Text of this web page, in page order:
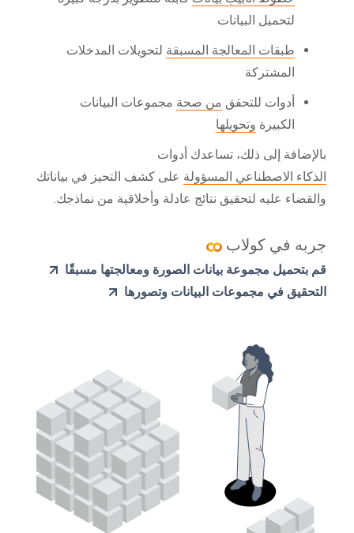
لتحميل البيانات
طبقات المعالجة المسبقة لتحويلات المدخلات
المشتركة
أدوات للتحقق من صحة مجموعات البيانات
الكبيرة وتحويلها
بالإضافة إلى ذلك، تساعدك أدوات
الذكاء الاصطناعي المسؤولة على كشف التحيز في بياناتك
والقضاء عليه لتحقيق نتائج عادلة وأخلاقية من نماذجك.
جربه في كولاب
قم بتحميل مجموعة بيانات الصورة ومعالجتها مسبقًا
التحقيق في مجموعات البيانات وتصورها